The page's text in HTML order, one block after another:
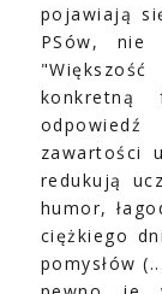
pojawiają
PSów, nie
zawartości
redukują
humor,
ciężkiego
pomysłów